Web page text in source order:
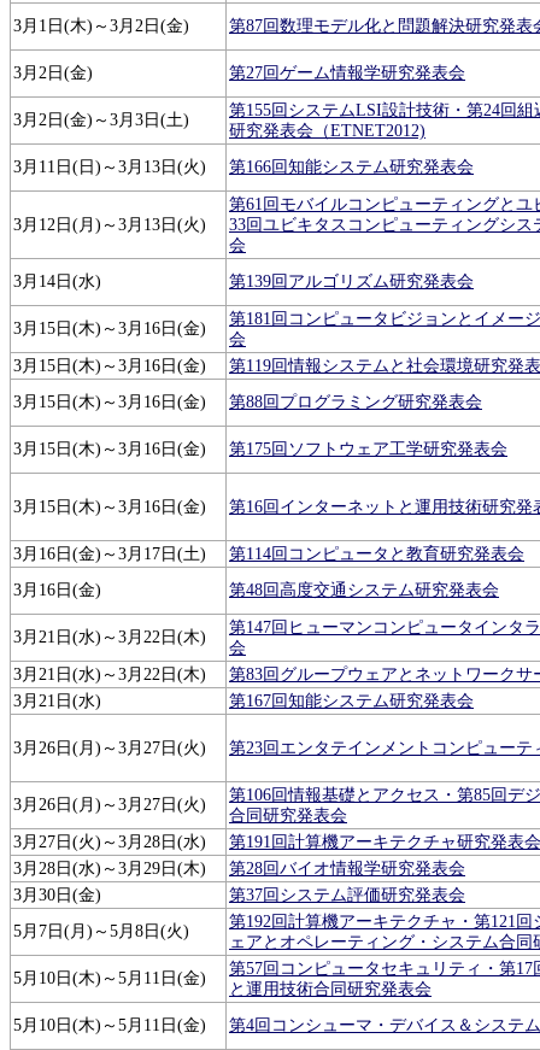
3月1日(木)～3月2日(金)
第87回数理モデル化と問題解決研究発表
3月2日(金) 第27回ゲーム情報学研究発表会
3月2日(金)～3月3日(土)
第155回システムLSI設計技術・第24回
研究発表会（ETNET2012)
3月11日(日)～3月13日(火)
第166回知能システム研究発表会
3月12日(月)～3月13日(火)
第61回モバイルコンピューティングとユ
33回ユビキタスコンピューティングシス
会
3月14日(水)
第139回アルゴリズム研究発表会
3月15日(木)～3月16日(金)
第181回コンピュータビジョンとイメー
会
3月15日(木)～3月16日(金)
第119回情報システムと社会環境研究発
3月15日(木)～3月16日(金)
第88回プログラミング研究発表会
3月15日(木)～3月16日(金) 第175回ソフトウェア工学研究発表会
3月15日(木)～3月16日(金) 第16回インターネットと運用技術研究発
3月16日(金)～3月17日(土)
第114回コンピュータと教育研究発表会
3月16日(金)
第48回高度交通システム研究発表会
3月21日(水)～3月22日(木)
第147回ヒューマンコンピュータインタ
会
3月21日(水)～3月22日(木)
第83回グループウェアとネットワークサ
3月21日(水)
第167回知能システム研究発表会
3月26日(月)～3月27日(火) 第23回エンタテインメントコンピューテ
3月26日(月)～3月27日(火)
第106回情報基礎とアクセス・第85回デ
合同研究発表会
3月27日(火)～3月28日(水)
第191回計算機アーキテクチャ研究発表会
3月28日(水)～3月29日(木)
第28回バイオ情報学研究発表会
3月30日(金)
第37回システム評価研究発表会
5月7日(月)～5月8日(火)
第192回計算機アーキテクチャ・第121
ェアとオペレーティング・システム合同
5月10日(木)～5月11日(金)
第57回コンピュータセキュリティ・第17
と運用技術合同研究発表会
5月10日(木)～5月11日(金)
第4回コンシューマ・デバイス＆システ